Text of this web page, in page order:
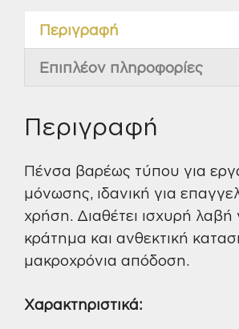
Περιγραφή
Επιπλέον πληροφορίες
Περιγραφή
Πένσα βαρέως τύπου για
μόνωσης, ιδανική για
χρήση. Διαθέτει ισχυρή λαβή
κράτημα και ανθεκτική
μακροχρόνια απόδοση.
Χαρακτηριστικά: